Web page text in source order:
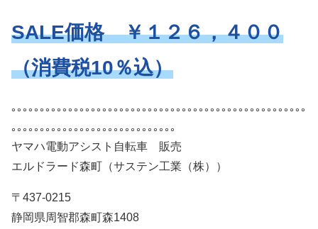
SALE価格 ￥１２６，４００
（消費税10％込）
｡｡｡｡｡｡｡｡｡｡｡｡｡｡｡｡｡｡｡｡｡｡｡｡｡｡｡｡｡｡｡｡｡｡｡｡｡｡｡｡｡｡｡｡｡｡｡｡｡｡｡｡
｡｡｡｡｡｡｡｡｡｡｡｡｡｡｡｡｡｡｡｡｡｡｡｡｡｡｡｡｡
ヤマハ電動アシスト自転車 販売
エルドラード森町（サステン工業（株））
〒437-0215
静岡県周智郡森町森1408